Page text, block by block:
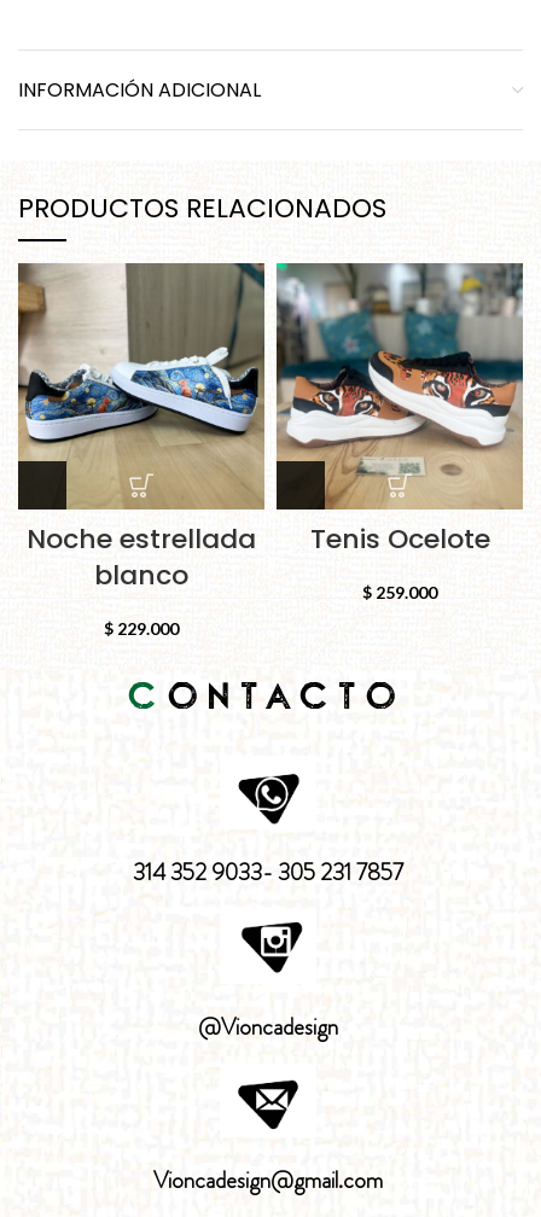
INFORMACIÓN ADICIONAL
PRODUCTOS RELACIONADOS
Noche estrellada
blanco
$ 229.000
Tenis Ocelote
$ 259.000
CONTACTO
314 352 9033- 305 231 7857
@Vioncadesign
Vioncadesign@gmail.com